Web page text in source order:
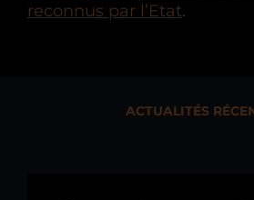
reconnus par l’Etat.
ACTUALITÉS